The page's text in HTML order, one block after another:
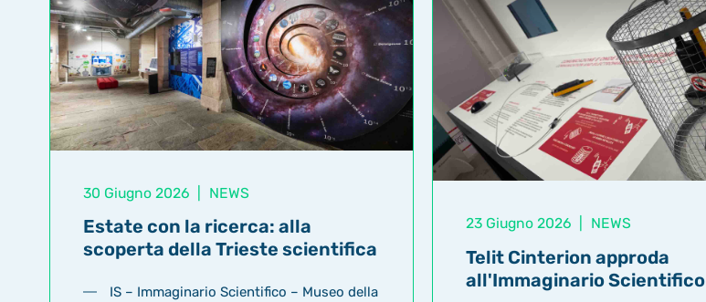
30 Giugno 2026 NEWS
Estate con la ricerca: alla
scoperta della Trieste scientifica
IS – Immaginario Scientifico – Museo della
23 Giugno 2026 NEWS
Telit Cinterion approda
all'Immaginario Scientifico